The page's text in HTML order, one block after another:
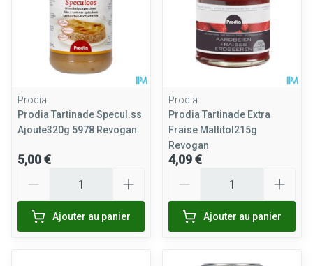
Prodia
Prodia Tartinade Specul.ss
Ajoute320g 5978 Revogan
5,00 €
Ajouter au panier
Prodia
Prodia Tartinade Extra
Fraise Maltitol215g
Revogan
4,09 €
Ajouter au panier